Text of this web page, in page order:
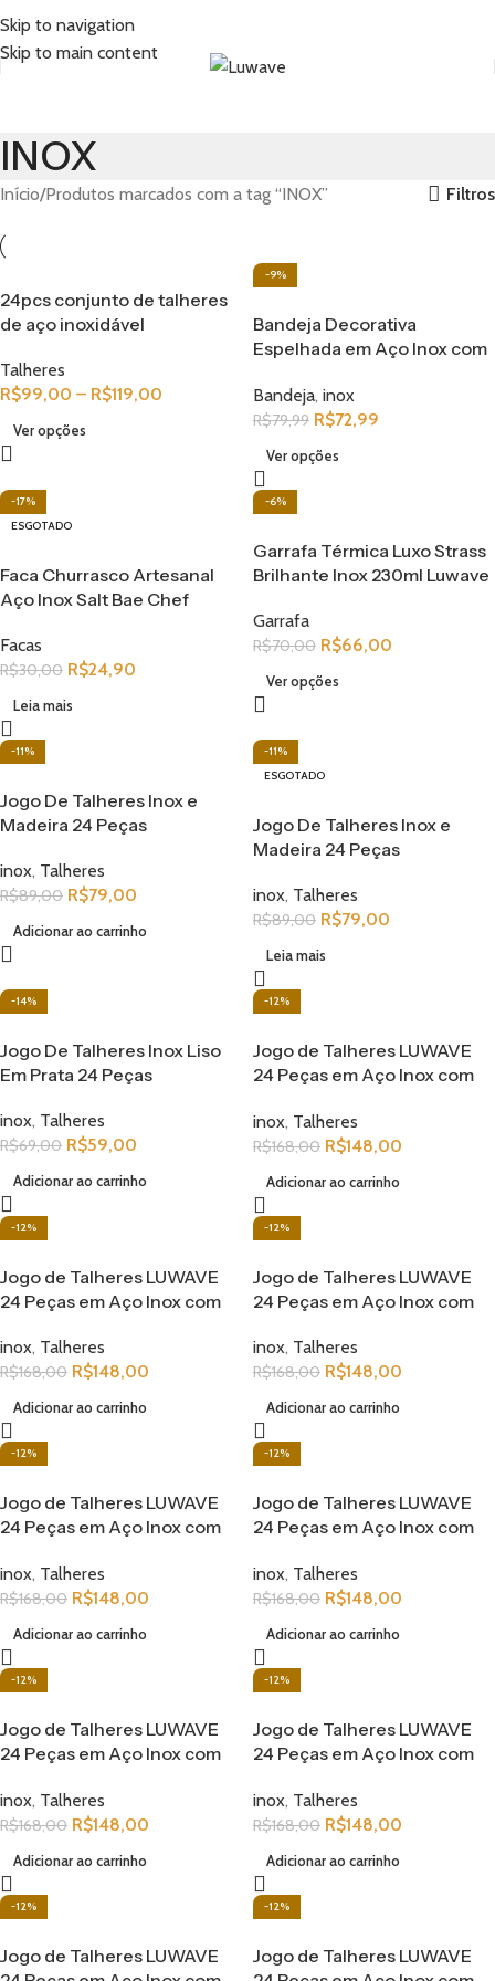
Skip to navigation
Skip to main content
INOX
Início Produtos marcados com a tag “INOX” Filtros
24pcs conjunto de talheres
de aço inoxidável
Talheres
R$99,00 – R$119,00
Ver opções
-9%
Bandeja Decorativa
Espelhada em Aço Inox com
26CM
Bandeja, inox
R$79,99 R$72,99
Ver opções
-17%
ESGOTADO
Faca Churrasco Artesanal
Aço Inox Salt Bae Chef
Facas
R$30,00 R$24,90
Leia mais
-6%
Garrafa Térmica Luxo Strass
Brilhante Inox 230ml Luwave
Garrafa
R$70,00 R$66,00
Ver opções
-11%
Jogo De Talheres Inox e
Madeira 24 Peças
inox, Talheres
R$89,00 R$79,00
Adicionar ao carrinho
-11%
ESGOTADO
Jogo De Talheres Inox e
Madeira 24 Peças
inox, Talheres
R$89,00 R$79,00
Leia mais
-14%
Jogo De Talheres Inox Liso
Em Prata 24 Peças
inox, Talheres
R$69,00 R$59,00
Adicionar ao carrinho
-12%
Jogo de Talheres LUWAVE
24 Peças em Aço Inox com
Clássico e Elegante
inox, Talheres
R$168,00 R$148,00
Adicionar ao carrinho
-12%
Jogo de Talheres LUWAVE
24 Peças em Aço Inox com
Clássico e Elegante
inox, Talheres
R$168,00 R$148,00
Adicionar ao carrinho
-12%
Jogo de Talheres LUWAVE
24 Peças em Aço Inox com
Clássico e Elegante
inox, Talheres
R$168,00 R$148,00
Adicionar ao carrinho
-12%
Jogo de Talheres LUWAVE
24 Peças em Aço Inox com
Clássico e Elegante
inox, Talheres
R$168,00 R$148,00
Adicionar ao carrinho
-12%
Jogo de Talheres LUWAVE
24 Peças em Aço Inox com
Clássico e Elegante
inox, Talheres
R$168,00 R$148,00
Adicionar ao carrinho
-12%
Jogo de Talheres LUWAVE
24 Peças em Aço Inox com
Clássico e Elegante
inox, Talheres
R$168,00 R$148,00
Adicionar ao carrinho
-12%
Jogo de Talheres LUWAVE
24 Peças em Aço Inox com
Clássico e Elegante
inox, Talheres
R$168,00 R$148,00
Adicionar ao carrinho
-12%
Jogo de Talheres LUWAVE
-12%
Jogo de Talheres LUWAVE